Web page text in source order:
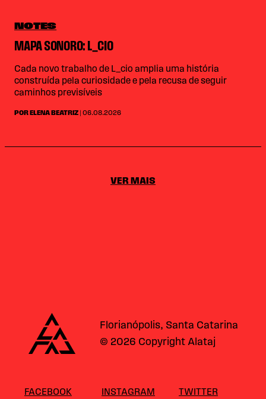
NOTES
MAPA SONORO: L_CIO
Cada novo trabalho de L_cio amplia uma história
construída pela curiosidade e pela recusa de seguir
caminhos previsíveis
POR ELENA BEATRIZ | 06.08.2026
VER MAIS
Alataj
Florianópolis, Santa Catarina
© 2026 Copyright Alataj
FACEBOOK INSTAGRAM TWITTER